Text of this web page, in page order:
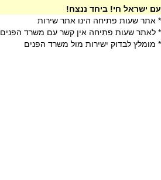
עם ישראל חי! ביחד ננצח!
* אתר שעות פתיחה הינו אתר שירות
* לאתר שעות פתיחה אין קשר עם משרד הפנים
* מומלץ לבדוק ישירות מול משרד הפנים